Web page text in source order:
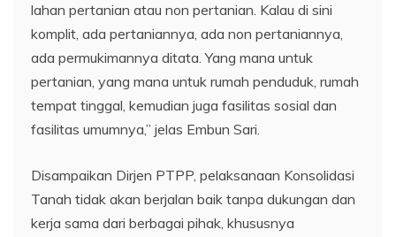
lahan pertanian atau non pertanian. Kalau di sini
komplit, ada pertaniannya, ada non pertaniannya,
ada permukimannya ditata. Yang mana untuk
pertanian, yang mana untuk rumah penduduk, rumah
tempat tinggal, kemudian juga fasilitas sosial dan
fasilitas umumnya,” jelas Embun Sari.
Disampaikan Dirjen PTPP, pelaksanaan Konsolidasi
Tanah tidak akan berjalan baik tanpa dukungan dan
kerja sama dari berbagai pihak, khususnya